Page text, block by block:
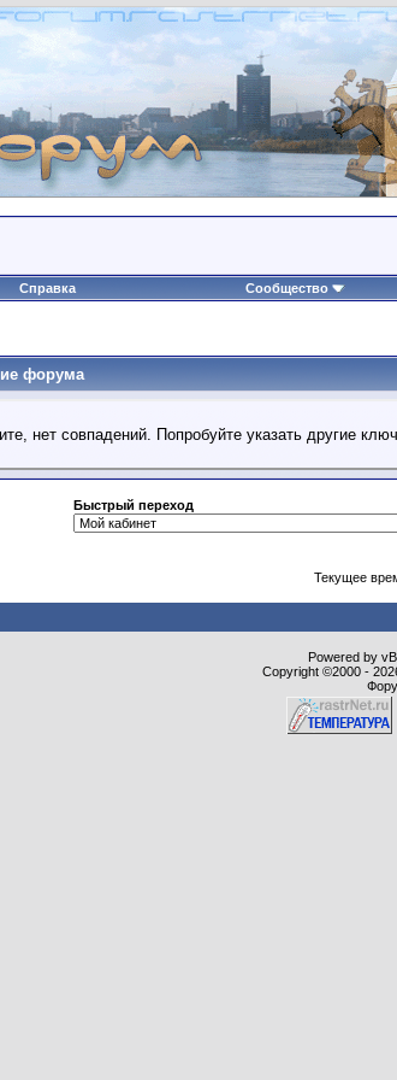
Справка Сообщество
форума
нет совпадений. Попробуйте указать другие
Быстрый переход
Текущее
Powered by
Copyright ©2000 -